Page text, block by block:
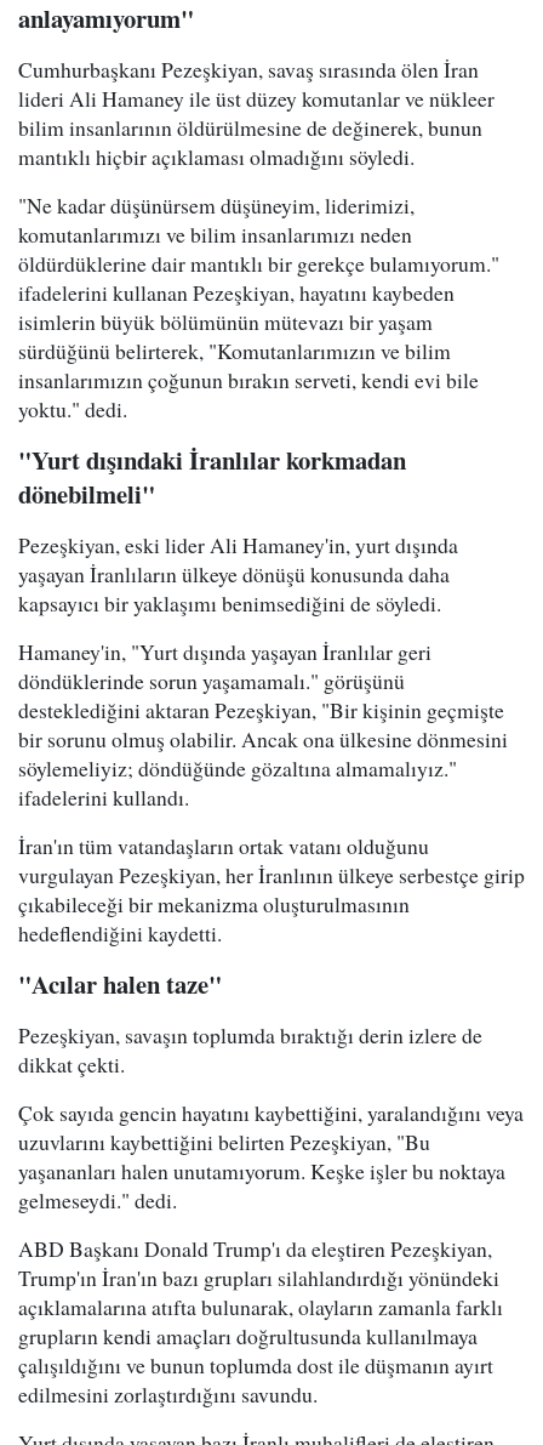
anlayamıyorum"
Cumhurbaşkanı Pezeşkiyan, savaş sırasında ölen İran
lideri Ali Hamaney ile üst düzey komutanlar ve nükleer
bilim insanlarının öldürülmesine de değinerek, bunun
mantıklı hiçbir açıklaması olmadığını söyledi.
"Ne kadar düşünürsem düşüneyim, liderimizi,
komutanlarımızı ve bilim insanlarımızı neden
öldürdüklerine dair mantıklı bir gerekçe bulamıyorum."
ifadelerini kullanan Pezeşkiyan, hayatını kaybeden
isimlerin büyük bölümünün mütevazı bir yaşam
sürdüğünü belirterek, "Komutanlarımızın ve bilim
insanlarımızın çoğunun bırakın serveti, kendi evi bile
yoktu." dedi.
"Yurt dışındaki İranlılar korkmadan
dönebilmeli"
Pezeşkiyan, eski lider Ali Hamaney'in, yurt dışında
yaşayan İranlıların ülkeye dönüşü konusunda daha
kapsayıcı bir yaklaşımı benimsediğini de söyledi.
Hamaney'in, "Yurt dışında yaşayan İranlılar geri
döndüklerinde sorun yaşamamalı." görüşünü
desteklediğini aktaran Pezeşkiyan, "Bir kişinin geçmişte
bir sorunu olmuş olabilir. Ancak ona ülkesine dönmesini
söylemeliyiz; döndüğünde gözaltına almamalıyız."
ifadelerini kullandı.
İran'ın tüm vatandaşların ortak vatanı olduğunu
vurgulayan Pezeşkiyan, her İranlının ülkeye serbestçe girip
çıkabileceği bir mekanizma oluşturulmasının
hedeflendiğini kaydetti.
"Acılar halen taze"
Pezeşkiyan, savaşın toplumda bıraktığı derin izlere de
dikkat çekti.
Çok sayıda gencin hayatını kaybettiğini, yaralandığını veya
uzuvlarını kaybettiğini belirten Pezeşkiyan, "Bu
yaşananları halen unutamıyorum. Keşke işler bu noktaya
gelmeseydi." dedi.
ABD Başkanı Donald Trump'ı da eleştiren Pezeşkiyan,
Trump'ın İran'ın bazı grupları silahlandırdığı yönündeki
açıklamalarına atıfta bulunarak, olayların zamanla farklı
grupların kendi amaçları doğrultusunda kullanılmaya
çalışıldığını ve bunun toplumda dost ile düşmanın ayırt
edilmesini zorlaştırdığını savundu.